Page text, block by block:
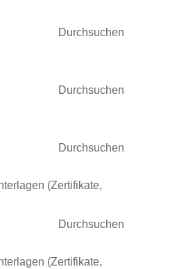
Durchsuchen
Durchsuchen
Durchsuchen
(Zertifikate,
Durchsuchen
(Zertifikate,